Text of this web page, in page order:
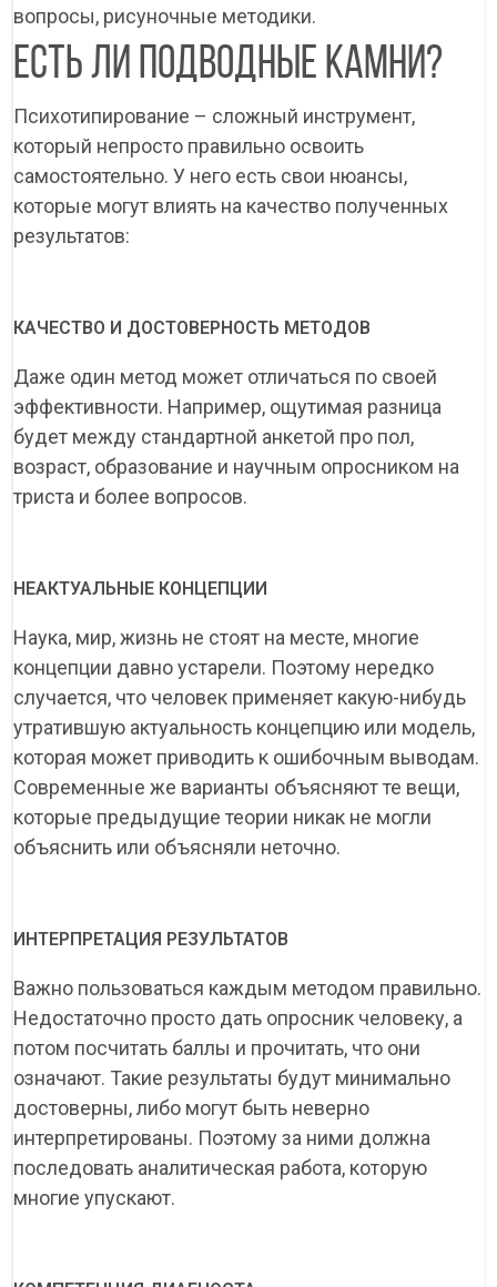
вопросы, рисуночные методики.
ЕСТЬ ЛИ ПОДВОДНЫЕ КАМНИ?
Психотипирование – сложный инструмент,
который непросто правильно освоить
самостоятельно. У него есть свои нюансы,
которые могут влиять на качество полученных
результатов:
КАЧЕСТВО И ДОСТОВЕРНОСТЬ МЕТОДОВ
Даже один метод может отличаться по своей
эффективности. Например, ощутимая разница
будет между стандартной анкетой про пол,
возраст, образование и научным опросником на
триста и более вопросов.
НЕАКТУАЛЬНЫЕ КОНЦЕПЦИИ
Наука, мир, жизнь не стоят на месте, многие
концепции давно устарели. Поэтому нередко
случается, что человек применяет какую-нибудь
утратившую актуальность концепцию или модель,
которая может приводить к ошибочным выводам.
Современные же варианты объясняют те вещи,
которые предыдущие теории никак не могли
объяснить или объясняли неточно.
ИНТЕРПРЕТАЦИЯ РЕЗУЛЬТАТОВ
Важно пользоваться каждым методом правильно.
Недостаточно просто дать опросник человеку, а
потом посчитать баллы и прочитать, что они
означают. Такие результаты будут минимально
достоверны, либо могут быть неверно
интерпретированы. Поэтому за ними должна
последовать аналитическая работа, которую
многие упускают.